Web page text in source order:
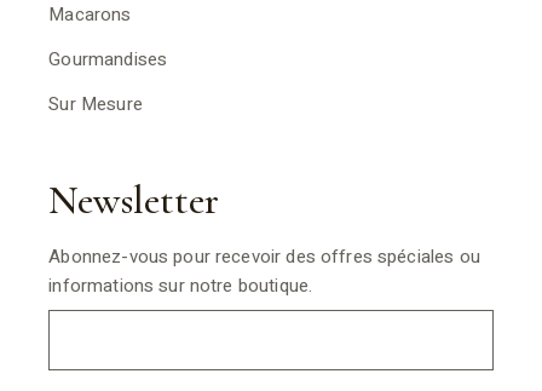
Macarons
Gourmandises
Sur Mesure
Newsletter
Abonnez-vous pour recevoir des offres spéciales ou
informations sur notre boutique.